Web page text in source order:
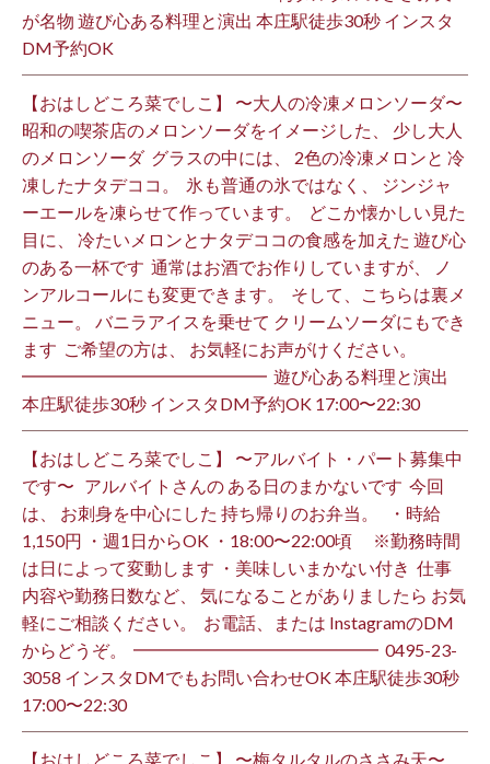
が名物 遊び心ある料理と演出 本庄駅徒歩30秒 インスタ
DM予約OK ⁡
【おはしどころ菜でしこ】 〜大人の冷凍メロンソーダ〜 ⁡
昭和の喫茶店のメロンソーダをイメージした、 少し大人
のメロンソーダ ⁡ グラスの中には、 2色の冷凍メロンと 冷
凍したナタデココ。 ⁡ 氷も普通の氷ではなく、 ジンジャ
ーエールを凍らせて作っています。 ⁡ どこか懐かしい見た
目に、 冷たいメロンとナタデココの食感を加えた 遊び心
のある一杯です ⁡ 通常はお酒でお作りしていますが、 ノ
ンアルコールにも変更できます。 ⁡ そして、こちらは裏メ
ニュー。 バニラアイスを乗せて クリームソーダにもでき
ます ⁡ ご希望の方は、 お気軽にお声がけください。 ⁡
━━━━━━━━━━━━━━ ⁡ 遊び心ある料理と演出
本庄駅徒歩30秒 インスタDM予約OK 17:00〜22:30 ⁡
【おはしどころ菜でしこ】 〜アルバイト・パート募集中
です〜 ⁡ ⁡ アルバイトさんの ある日のまかないです ⁡ 今回
は、 お刺身を中心にした 持ち帰りのお弁当。 ⁡ ⁡ ・時給
1,150円 ・週1日からOK ・18:00〜22:00頃 ※勤務時間
は日によって変動します ・美味しいまかない付き ⁡ 仕事
内容や勤務日数など、 気になることがありましたら お気
軽にご相談ください。 ⁡ お電話、または InstagramのDM
からどうぞ。 ⁡ ━━━━━━━━━━━━━━ ⁡ ️0495-23-
3058 インスタDMでもお問い合わせOK 本庄駅徒歩30秒
17:00〜22:30 ⁡
【おはしどころ菜でしこ】 〜梅タルタルのささみ天〜 ⁡